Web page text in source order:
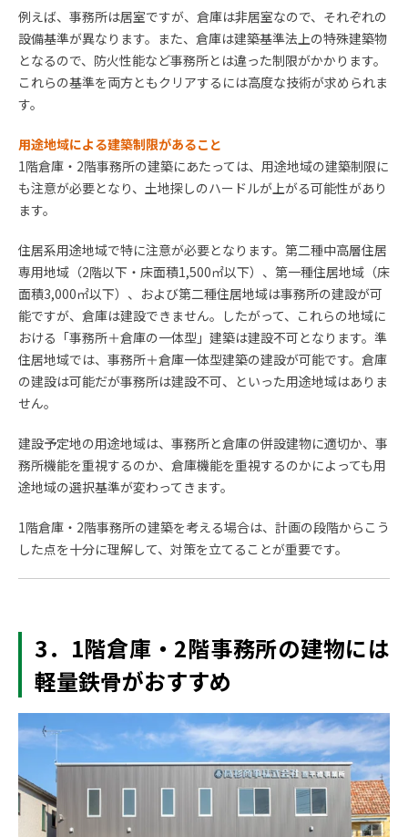
例えば、事務所は居室ですが、倉庫は非居室なので、それぞれの
設備基準が異なります。また、倉庫は建築基準法上の特殊建築物
となるので、防火性能など事務所とは違った制限がかかります。
これらの基準を両方ともクリアするには高度な技術が求められま
す。
用途地域による建築制限があること
1階倉庫・2階事務所の建築にあたっては、用途地域の建築制限に
も注意が必要となり、土地探しのハードルが上がる可能性があり
ます。
住居系用途地域で特に注意が必要となります。第二種中高層住居
専用地域（2階以下・床面積1,500㎡以下）、第一種住居地域（床
面積3,000㎡以下）、および第二種住居地域は事務所の建設が可
能ですが、倉庫は建設できません。したがって、これらの地域に
おける「事務所＋倉庫の一体型」建築は建設不可となります。準
住居地域では、事務所＋倉庫一体型建築の建設が可能です。倉庫
の建設は可能だが事務所は建設不可、といった用途地域はありま
せん。
建設予定地の用途地域は、事務所と倉庫の併設建物に適切か、事
務所機能を重視するのか、倉庫機能を重視するのかによっても用
途地域の選択基準が変わってきます。
1階倉庫・2階事務所の建築を考える場合は、計画の段階からこう
した点を十分に理解して、対策を立てることが重要です。
3．1階倉庫・2階事務所の建物には
軽量鉄骨がおすすめ